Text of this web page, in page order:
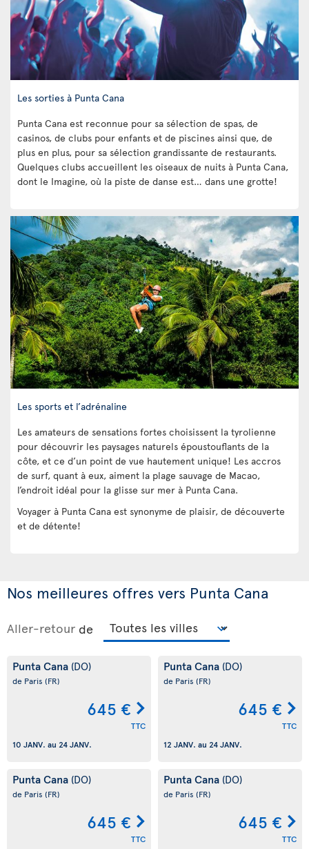
Les sorties à Punta Cana
Punta Cana est reconnue pour sa sélection de spas, de
casinos, de clubs pour enfants et de piscines ainsi que, de
plus en plus, pour sa sélection grandissante de restaurants.
Quelques clubs accueillent les oiseaux de nuits à Punta Cana,
dont le Imagine, où la piste de danse est… dans une grotte!
Les sports et l’adrénaline
Les amateurs de sensations fortes choisissent la tyrolienne
pour découvrir les paysages naturels époustouflants de la
côte, et ce d’un point de vue hautement unique! Les accros
de surf, quant à eux, aiment la plage sauvage de Macao,
l’endroit idéal pour la glisse sur mer à Punta Cana.
Voyager à Punta Cana est synonyme de plaisir, de découverte
et de détente!
Nos meilleures offres vers Punta Cana
Aller-retour de
Punta Cana (DO)
de Paris (FR)
645 €
TTC
10 JANV. au 24 JANV.
Punta Cana (DO)
de Paris (FR)
645 €
TTC
12 JANV. au 24 JANV.
Punta Cana (DO)
de Paris (FR)
645 €
TTC
Punta Cana (DO)
de Paris (FR)
645 €
TTC